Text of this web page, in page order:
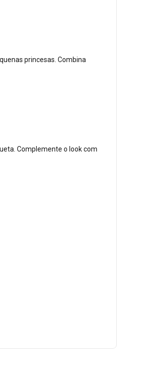
princesas. Combina
Complemente o look com